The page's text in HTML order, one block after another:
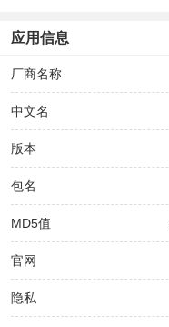
应用信息
厂商名称
中文名
版本
包名
MD5值
官网
隐私